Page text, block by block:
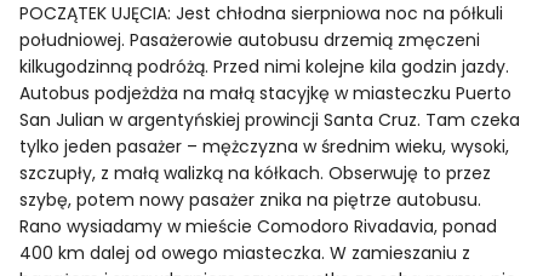
POCZĄTEK UJĘCIA: Jest chłodna sierpniowa noc na półkuli
południowej. Pasażerowie autobusu drzemią zmęczeni
kilkugodzinną podróżą. Przed nimi kolejne kila godzin jazdy.
Autobus podjeżdża na małą stacyjkę w miasteczku Puerto
San Julian w argentyńskiej prowincji Santa Cruz. Tam czeka
tylko jeden pasażer – mężczyzna w średnim wieku, wysoki,
szczupły, z małą walizką na kółkach. Obserwuję to przez
szybę, potem nowy pasażer znika na piętrze autobusu.
Rano wysiadamy w mieście Comodoro Rivadavia, ponad
400 km dalej od owego miasteczka. W zamieszaniu z